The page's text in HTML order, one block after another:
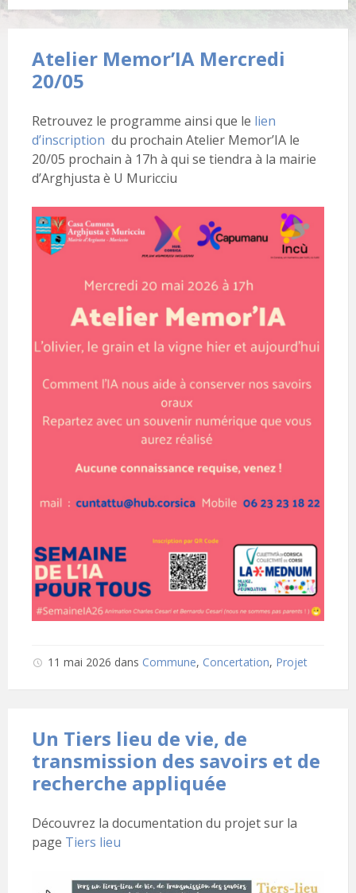
Atelier Memor’IA Mercredi
20/05
Retrouvez le programme ainsi que le lien
d’inscription du prochain Atelier Memor’IA le
20/05 prochain à 17h à qui se tiendra à la mairie
d’Arghjusta è U Muricciu
11 mai 2026 dans Commune, Concertation, Projet
Un Tiers lieu de vie, de
transmission des savoirs et de
recherche appliquée
Découvrez la documentation du projet sur la
page Tiers lieu